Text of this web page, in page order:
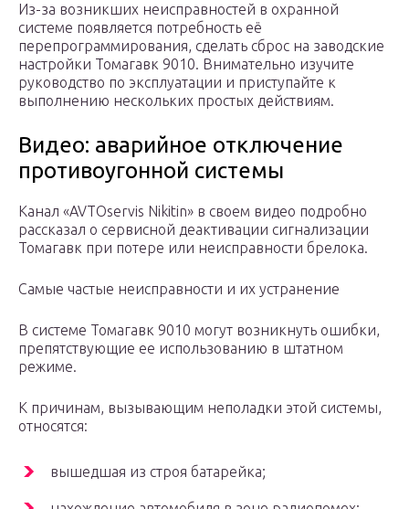
Из-за возникших неисправностей в охранной
системе появляется потребность её
перепрограммирования, сделать сброс на заводские
настройки Томагавк 9010. Внимательно изучите
руководство по эксплуатации и приступайте к
выполнению нескольких простых действиям.
Видео: аварийное отключение
противоугонной системы
Канал «AVTOservis Nikitin» в своем видео подробно
рассказал о сервисной деактивации сигнализации
Томагавк при потере или неисправности брелока.
Самые частые неисправности и их устранение
В системе Томагавк 9010 могут возникнуть ошибки,
препятствующие ее использованию в штатном
режиме.
К причинам, вызывающим неполадки этой системы,
относятся:
вышедшая из строя батарейка;